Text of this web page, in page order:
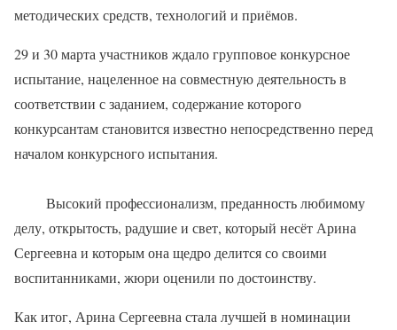
методических средств, технологий и приёмов.
29 и 30 марта участников ждало групповое конкурсное
испытание, нацеленное на совместную деятельность в
соответствии с заданием, содержание которого
конкурсантам становится известно непосредственно перед
началом конкурсного испытания.
Высокий профессионализм, преданность любимому
делу, открытость, радушие и свет, который несёт Арина
Сергеевна и которым она щедро делится со своими
воспитанниками, жюри оценили по достоинству.
Как итог, Арина Сергеевна стала лучшей в номинации